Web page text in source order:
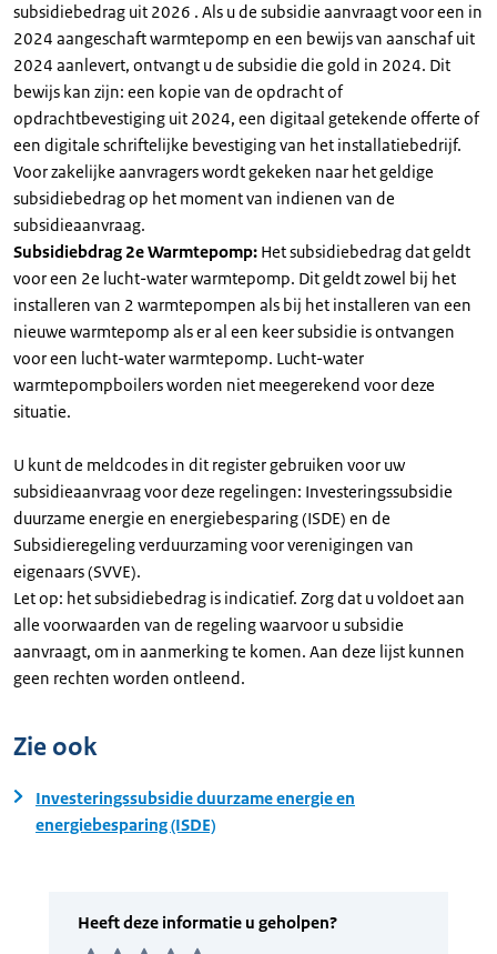
subsidiebedrag uit 2026 . Als u de subsidie aanvraagt voor een in
2024 aangeschaft warmtepomp en een bewijs van aanschaf uit
2024 aanlevert, ontvangt u de subsidie die gold in 2024. Dit
bewijs kan zijn: een kopie van de opdracht of
opdrachtbevestiging uit 2024, een digitaal getekende offerte of
een digitale schriftelijke bevestiging van het installatiebedrijf.
Voor zakelijke aanvragers wordt gekeken naar het geldige
subsidiebedrag op het moment van indienen van de
subsidieaanvraag.
Subsidiebdrag 2e Warmtepomp: Het subsidiebedrag dat geldt
voor een 2e lucht-water warmtepomp. Dit geldt zowel bij het
installeren van 2 warmtepompen als bij het installeren van een
nieuwe warmtepomp als er al een keer subsidie is ontvangen
voor een lucht-water warmtepomp. Lucht-water
warmtepompboilers worden niet meegerekend voor deze
situatie.
U kunt de meldcodes in dit register gebruiken voor uw
subsidieaanvraag voor deze regelingen: Investeringssubsidie
duurzame energie en energiebesparing (ISDE) en de
Subsidieregeling verduurzaming voor verenigingen van
eigenaars (SVVE).
Let op: het subsidiebedrag is indicatief. Zorg dat u voldoet aan
alle voorwaarden van de regeling waarvoor u subsidie
aanvraagt, om in aanmerking te komen. Aan deze lijst kunnen
geen rechten worden ontleend.
Zie ook
Investeringssubsidie duurzame energie en
energiebesparing (ISDE)